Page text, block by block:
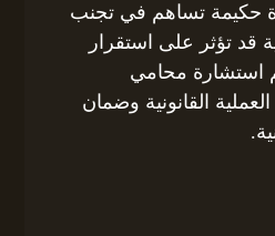
تساهم في تجنب
قد تؤثر على استقرار
استشارة محامي
القانونية وضمان